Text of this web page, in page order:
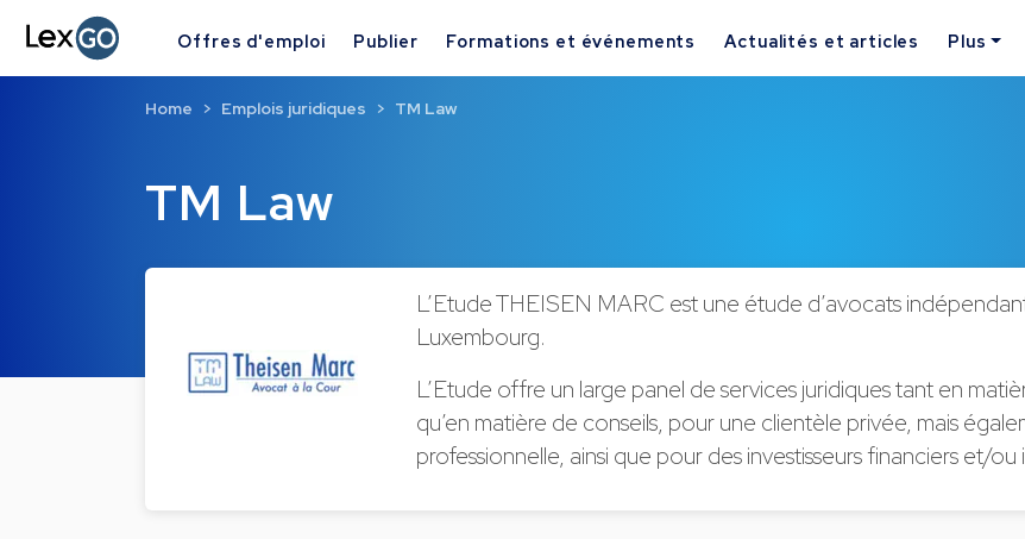
Offres d'emploi Publier Formations et événements Actualités et articles Plus
TM Law
Home Emplois juridiques TM Law
L’Etude THEISEN MARC est une étude d’avocats
Luxembourg.
L’Etude offre un large panel de services juridiques tant en
qu’en matière de conseils, pour une clientèle privée, mais
professionnelle, ainsi que pour des investisseurs financiers et/ou